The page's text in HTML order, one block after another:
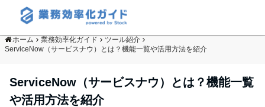
ホーム 業務効率化ガイド
ツール紹介
ServiceNow（サービスナウ）とは？機能一覧や活用方法を紹介
ServiceNow（サービスナウ）とは？機能一覧
や活用方法を紹介